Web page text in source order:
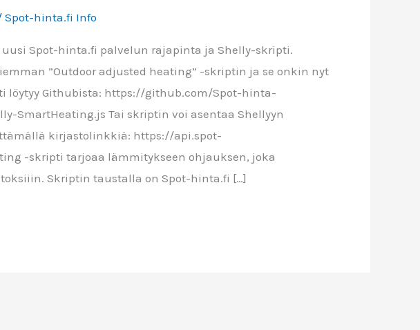
Spot-hinta.fi Info
uusi Spot-hinta.fi palvelun rajapinta ja Shelly-skripti.
”Outdoor adjusted heating” -skriptin ja se onkin nyt
löytyy Githubista: https://github.com/Spot-hinta-
SmartHeating.js Tai skriptin voi asentaa Shellyyn
kirjastolinkkiä: https://api.spot-
-skripti tarjoaa lämmitykseen ohjauksen, joka
Skriptin taustalla on Spot-hinta.fi […]